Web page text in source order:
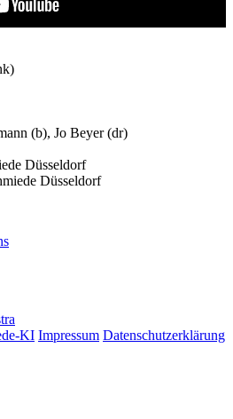
(b), Jo Beyer (dr)
Düsseldorf
Düsseldorf
KI Impressum Datenschutzerklärung